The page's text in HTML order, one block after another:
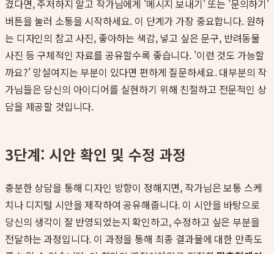
겼다면, 주저하지 말고 작가님에게 '메시지 보내기' 또는 '문의하기'
버튼을 눌러 소통을 시작하세요. 이 단계가 가장 중요합니다. 원하
는 디자인의 참고 사진, 좋아하는 색감, 넣고 싶은 문구, 반려동물
사진 등 구체적인 자료를 공유할수록 좋습니다. '이런 것도 가능할
까요?' 망설여지는 부분이 있다면 편하게 질문하세요. 대부분의 작
가님들은 당신의 아이디어를 실현하기 위해 친절하고 전문적인 상
담을 제공할 것입니다.
3단계: 시안 확인 및 수정 과정
충분한 상담을 통해 디자인 방향이 정해지면, 작가님은 보통 스케
치나 디지털 시안을 제작하여 공유해줍니다. 이 시안을 바탕으로
당신의 생각이 잘 반영되었는지 확인하고, 수정하고 싶은 부분을
전달하는 과정입니다. 이 과정을 통해 최종 결과물에 대한 만족도